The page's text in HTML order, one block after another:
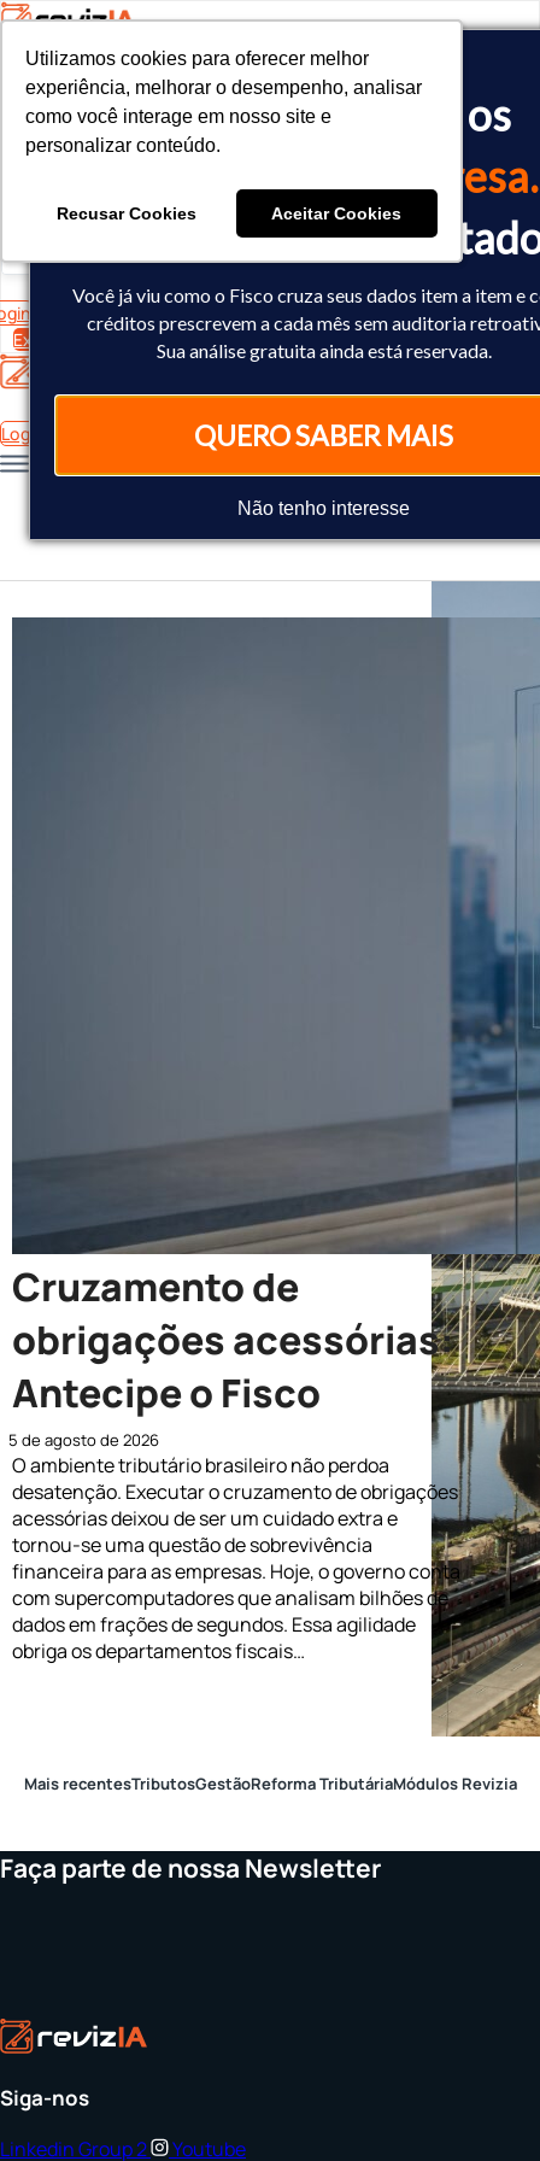
O Fisco já cruzou os
da sua empresa.
Você já sabe o
Você já viu como o Fisco cruza seus dados item a item e
créditos prescrevem a cada mês sem auditoria
Sua análise gratuita ainda está reservada.
QUERO SABER MAIS
Não tenho interesse
Utilizamos cookies para oferecer melhor
experiência, melhorar o desempenho, analisar
como você interage em nosso site e
personalizar conteúdo.
Recusar Cookies Aceitar Cookies
Utilizamos cookies para oferecer melhor
experiência, melhorar o desempenho, analisar
como você interage em nosso site e
personalizar conteúdo.
Recusar Cookies Aceitar Cookies
<!-- Google tag (gtag.js) -->
<script async src="https://www.googletagmanager.com/gtag/
<script>
  window.dataLayer = window.dataLayer || [];
  gtag('config', 'AW-10793602440');
Experimente Grátis
Login
Cruzamento de
obrigações acessórias:
Antecipe o Fisco
5 de agosto de 2026
O ambiente tributário brasileiro não perdoa
desatenção. Executar o cruzamento de obrigações
acessórias deixou de ser um cuidado extra e
tornou-se uma questão de sobrevivência
financeira para as empresas. Hoje, o governo conta
com supercomputadores que analisam bilhões de
dados em frações de segundos. Essa agilidade
obriga os departamentos fiscais…
Mais recentesTributosGestãoReforma TributáriaMódulos Revizia
Faça parte de nossa Newsletter
Siga-nos
LinkedinGroup 2 Youtube